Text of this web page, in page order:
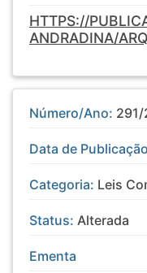
HTTPS://
ANDRADINA/
Número/Ano:
Data de
Categoria: Leis
Status: Alterada
Ementa